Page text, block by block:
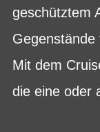
geschütztem
Gegenstände
Mit dem
die eine oder